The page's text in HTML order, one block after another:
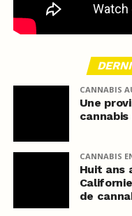
CANNABIS
Une
CANNABIS
Huit ans
de